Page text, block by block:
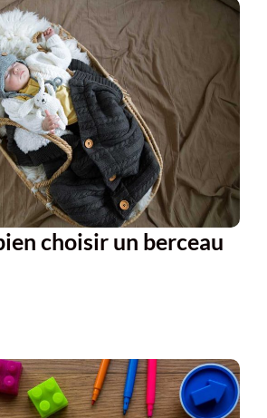
choisir un berceau